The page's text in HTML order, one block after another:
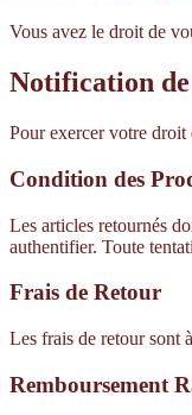
Vous avez le droit de
Notification
Pour exercer votre
Condition des
Les articles retournés
authentifier. Toute
Frais de Retour
Les frais de retour sont
Remboursement